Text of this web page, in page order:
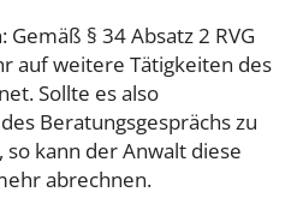
§ 34 Absatz 2 RVG
auf weitere Tätigkeiten des
Sollte es also
Beratungsgesprächs zu
kann der Anwalt diese
abrechnen.